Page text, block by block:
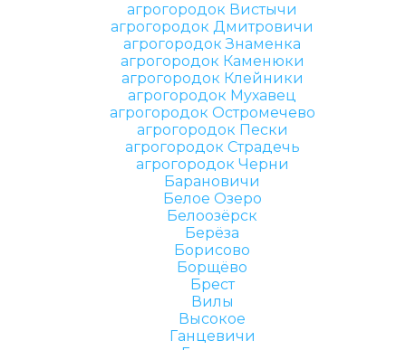
агрогородок Вистычи
агрогородок Дмитровичи
агрогородок Знаменка
агрогородок Каменюки
агрогородок Клейники
агрогородок Мухавец
агрогородок Остромечево
агрогородок Пески
агрогородок Страдечь
агрогородок Черни
Барановичи
Белое Озеро
Белоозёрск
Берёза
Борисово
Борщёво
Брест
Вилы
Высокое
Ганцевичи